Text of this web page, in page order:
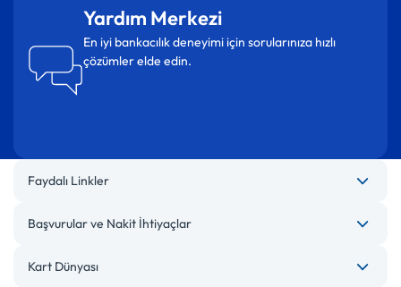
Yardım Merkezi
En iyi bankacılık deneyimi için sorularınıza hızlı
çözümler elde edin.
Faydalı Linkler
Başvurular ve Nakit İhtiyaçlar
Kart Dünyası